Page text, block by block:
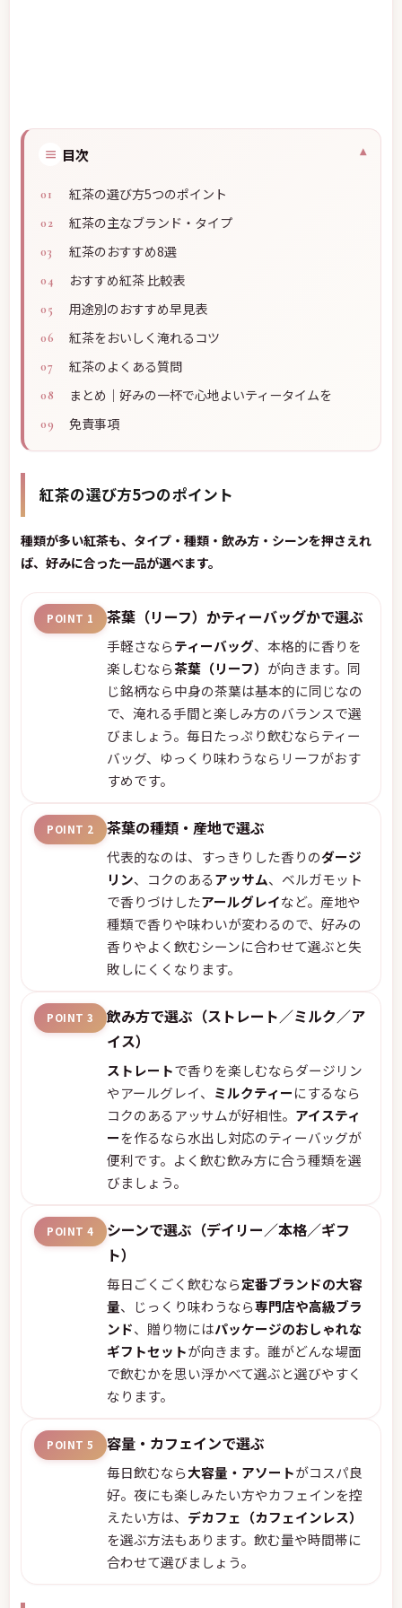
≡ 目次
紅茶の選び方5つのポイント
紅茶の主なブランド・タイプ
紅茶のおすすめ8選
おすすめ紅茶 比較表
用途別のおすすめ早見表
紅茶をおいしく淹れるコツ
紅茶のよくある質問
まとめ｜好みの一杯で心地よいティータイムを
免責事項
紅茶の選び方5つのポイント
種類が多い紅茶も、タイプ・種類・飲み方・シーンを押さえれ
ば、好みに合った一品が選べます。
POINT 1 茶葉（リーフ）かティーバッグかで選ぶ
手軽さならティーバッグ、本格的に香りを
楽しむなら茶葉（リーフ） が向きます。同
じ銘柄なら中身の茶葉は基本的に同じなの
で、淹れる手間と楽しみ方のバランスで選
びましょう。毎日たっぷり飲むならティー
バッグ、ゆっくり味わうならリーフがおす
すめです。
POINT 2 茶葉の種類・産地で選ぶ
代表的なのは、すっきりした香りのダージ
リン、コクのあるアッサム、ベルガモット
で香りづけしたアールグレイなど。産地や
種類で香りや味わいが変わるので、好みの
香りやよく飲むシーンに合わせて選ぶと失
敗しにくくなります。
POINT 3
飲み方で選ぶ（ストレート／ミルク／ア
イス）
ストレートで香りを楽しむならダージリン
やアールグレイ、 ミルクティーにするなら
コクのあるアッサムが好相性。 アイスティ
ーを作るなら水出し対応のティーバッグが
便利です。よく飲む飲み方に合う種類を選
びましょう。
POINT 4
シーンで選ぶ（デイリー／本格／ギフ
ト）
毎日ごくごく飲むなら定番ブランドの大容
量、じっくり味わうなら専門店や高級ブラ
ンド、贈り物にはパッケージのおしゃれな
ギフトセットが向きます。誰がどんな場面
で飲むかを思い浮かべて選ぶと選びやすく
なります。
POINT 5 容量・カフェインで選ぶ
毎日飲むなら大容量・アソートがコスパ良
好。夜にも楽しみたい方やカフェインを控
えたい方は、 デカフェ（カフェインレス）
を選ぶ方法もあります。飲む量や時間帯に
合わせて選びましょう。